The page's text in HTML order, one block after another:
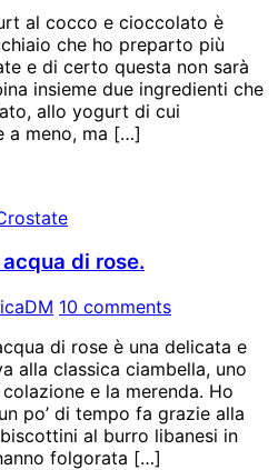
al cocco e cioccolato è
che ho preparto più
e di certo questa non sarà
insieme due ingredienti che
allo yogurt di cui
a meno, ma […]
di rose.
10 comments
di rose è una delicata e
alla classica ciambella, uno
e la merenda. Ho
po’ di tempo fa grazie alla
al burro libanesi in
folgorata […]